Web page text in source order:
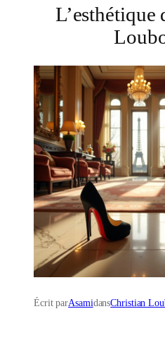
L’esthétique
Écrit parAsamidansChristian